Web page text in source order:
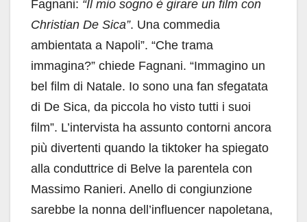
Fagnani: “Il mio sogno è girare un film con
Christian De Sica”. Una commedia
ambientata a Napoli”. “Che trama
immagina?” chiede Fagnani. “Immagino un
bel film di Natale. Io sono una fan sfegatata
di De Sica, da piccola ho visto tutti i suoi
film”. L’intervista ha assunto contorni ancora
più divertenti quando la tiktoker ha spiegato
alla conduttrice di Belve la parentela con
Massimo Ranieri. Anello di congiunzione
sarebbe la nonna dell’influencer napoletana,